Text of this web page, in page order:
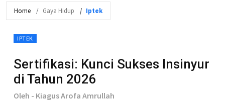
Home Gaya Hidup Iptek
IPTEK
Sertifikasi: Kunci Sukses Insinyur
di Tahun 2026
Oleh - Kiagus Arofa Amrullah